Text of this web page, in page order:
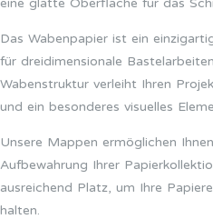
eine glatte Oberfläche für das
Das Wabenpapier ist ein
für dreidimensionale
Wabenstruktur verleiht Ihren
und ein besonderes visuelles
Unsere Mappen ermöglichen
Aufbewahrung Ihrer
ausreichend Platz, um Ihre
halten.